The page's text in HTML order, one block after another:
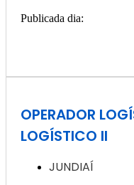
Publicada dia:
OPERADOR
LOGÍSTICO II
JUNDIAÍ